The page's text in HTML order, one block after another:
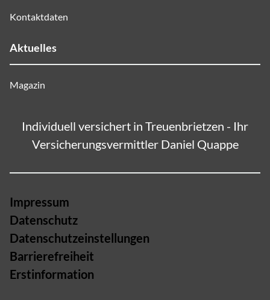
Kontaktdaten
Aktuelles
Magazin
Individuell versichert in Treuenbrietzen - Ihr
Versicherungsvermittler Daniel Quappe
Impressum
Datenschutz
Datenschutzeinstellungen
Barrierefreiheit
Erstinformation